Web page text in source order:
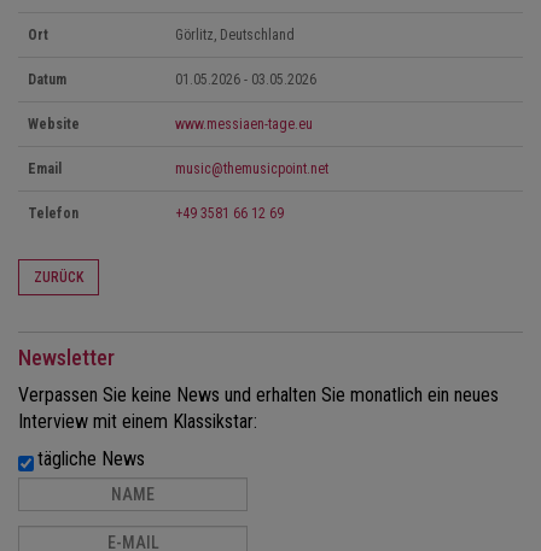
Ort Görlitz, Deutschland
Datum 01.05.2026 - 03.05.2026
Website www.messiaen-tage.eu
Email music@themusicpoint.net
Telefon +49 3581 66 12 69
ZURÜCK
Newsletter
Verpassen Sie keine News und erhalten Sie monatlich ein neues
Interview mit einem Klassikstar:
tägliche News